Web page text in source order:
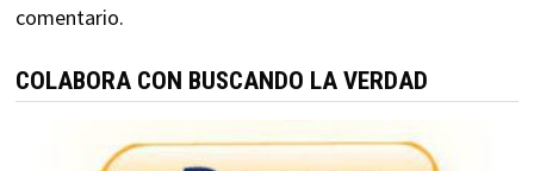
comentario.
COLABORA CON BUSCANDO LA VERDAD